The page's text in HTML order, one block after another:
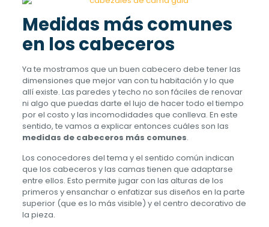
Medidas más comunes
en los cabeceros
Ya te mostramos que un buen cabecero debe tener las
dimensiones que mejor van con tu habitación y lo que
allí existe. Las paredes y techo no son fáciles de renovar
ni algo que puedas darte el lujo de hacer todo el tiempo
por el costo y las incomodidades que conlleva. En este
sentido, te vamos a explicar entonces cuáles son las
medidas de cabeceros más comunes.
Los conocedores del tema y el sentido común indican
que los cabeceros y las camas tienen que adaptarse
entre ellos. Esto permite jugar con las alturas de los
primeros y ensanchar o enfatizar sus diseños en la parte
superior (que es lo más visible) y el centro decorativo de
la pieza.